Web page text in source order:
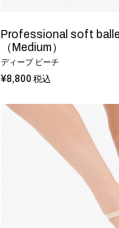
Professional soft
（Medium）
ディープ ピーチ
¥8,800 税込